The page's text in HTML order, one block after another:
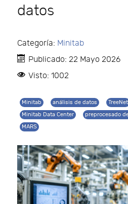
datos
Categoría: Minitab
Publicado: 22 Mayo 2026
Visto: 1002
Minitab análisis de datos TreeNet
Minitab Data Center
preprocesado
MARS